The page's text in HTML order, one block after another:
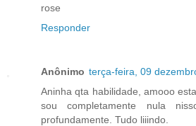
rose
Responder
Anônimo terça-feira, 09
Aninha qta habilidade, amooo
sou completamente nula
profundamente. Tudo liiindo.